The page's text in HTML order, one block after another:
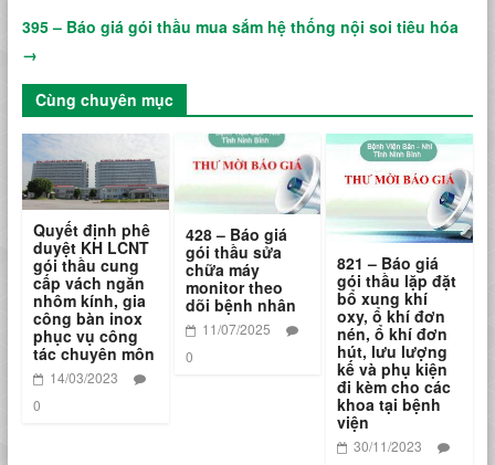
395 – Báo giá gói thầu mua sắm hệ thống nội soi tiêu hóa
→
Cùng chuyên mục
Quyết định phê
duyệt KH LCNT
gói thầu cung
cấp vách ngăn
nhôm kính, gia
công bàn inox
phục vụ công
tác chuyên môn
14/03/2023
0
428 – Báo giá
gói thầu sửa
chữa máy
monitor theo
dõi bệnh nhân
11/07/2025
0
821 – Báo giá
gói thầu lặp đặt
bổ xung khí
oxy, ổ khí đơn
nén, ổ khí đơn
hút, lưu lượng
kế và phụ kiện
đi kèm cho các
khoa tại bệnh
viện
30/11/2023